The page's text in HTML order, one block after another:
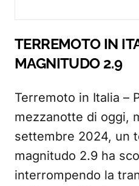
TERREMOTO IN
MAGNITUDO 2.9
Terremoto in Italia –
mezzanotte di oggi,
settembre 2024, un
magnitudo 2.9 ha
interrompendo la